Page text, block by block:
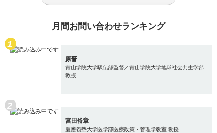
月間お問い合わせランキング
原晋
青山学院大学駅伝部監督／青山学院大学地球社会共生学部
教授
宮田裕章
慶應義塾大学医学部医療政策・管理学教室 教授